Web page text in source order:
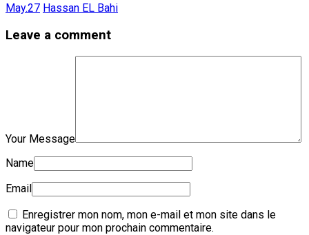
May.27 Hassan EL Bahi
Leave a comment
Your Message
Name
Email
Enregistrer mon nom, mon e-mail et mon site dans le
navigateur pour mon prochain commentaire.